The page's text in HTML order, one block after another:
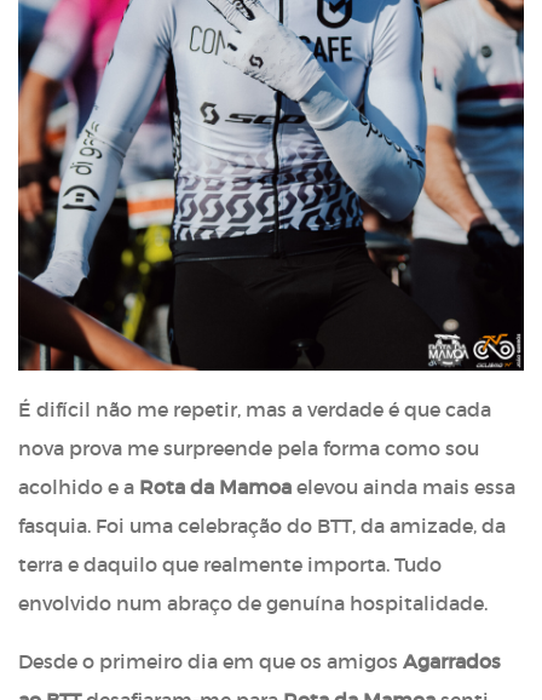
É difícil não me repetir, mas a verdade é que cada
nova prova me surpreende pela forma como sou
acolhido e a Rota da Mamoa elevou ainda mais essa
fasquia. Foi uma celebração do BTT, da amizade, da
terra e daquilo que realmente importa. Tudo
envolvido num abraço de genuína hospitalidade.
Desde o primeiro dia em que os amigos Agarrados